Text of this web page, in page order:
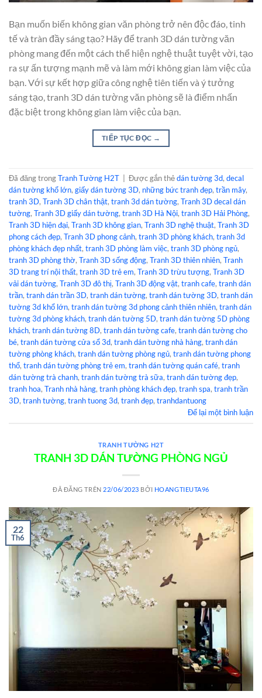
Bạn muốn biến không gian văn phòng trở nên độc đáo, tinh
tế và tràn đầy sáng tạo? Hãy để tranh 3D dán tường văn
phòng mang đến một cách thể hiện nghệ thuật tuyệt vời, tạo
ra sự ấn tượng mạnh mẽ và làm mới không gian làm việc của
bạn. Với sự kết hợp giữa công nghệ tiên tiến và ý tưởng
sáng tạo, tranh 3D dán tường văn phòng sẽ là điểm nhấn
đặc biệt trong không gian làm việc của bạn.
TIẾP TỤC ĐỌC →
Đã đăng trongTranh Tường H2T Được gắn thẻdán tường 3d, decal
dán tường khổ lớn, giấy dán tường 3D, những bức tranh đẹp, trần mây,
tranh 3D, Tranh 3D chân thật, tranh 3d dán tường, Tranh 3D decal dán
tường, Tranh 3D giấy dán tường, tranh 3D Hà Nội, tranh 3D Hải Phòng,
Tranh 3D hiện đại, Tranh 3D không gian, Tranh 3D nghệ thuật, Tranh 3D
phong cách đẹp, Tranh 3D phong cảnh, tranh 3D phòng khách, tranh 3d
phòng khách đẹp nhất, tranh 3D phòng làm việc, tranh 3D phòng ngủ,
tranh 3D phòng thờ, Tranh 3D sống động, Tranh 3D thiên nhiên, Tranh
3D trang trí nội thất, tranh 3D trẻ em, Tranh 3D trừu tượng, Tranh 3D
vải dán tường, Tranh 3D đô thị, Tranh 3D động vật, tranh cafe, tranh dán
trần, tranh dán trần 3D, tranh dán tường, tranh dán tường 3D, tranh dán
tường 3d khổ lớn, tranh dán tường 3d phong cảnh thiên nhiên, tranh dán
tường 3d phòng khách, tranh dán tường 5D, tranh dán tường 5D phòng
khách, tranh dán tường 8D, tranh dán tường cafe, tranh dán tường cho
bé, tranh dán tường cửa sổ 3d, tranh dán tường nhà hàng, tranh dán
tường phòng khách, tranh dán tường phòng ngủ, tranh dán tường phong
thổ, tranh dán tường phòng trẻ em, tranh dán tường quán café, tranh
dán tường trà chanh, tranh dán tường trà sữa, tranh dán tường đẹp,
tranh hoa, Tranh nhà hàng, tranh phòng khách đẹp, tranh spa, tranh trần
3D, tranh tường, tranh tuong 3d, tranh đẹp, tranhdantuong
Để lại một bình luận
TRANH TƯỜNG H2T
TRANH 3D DÁN TƯỜNG PHÒNG NGỦ
ĐÃ ĐĂNG TRÊN 22/06/2023 BỞI HOANGTIEUTA96
22
Th6